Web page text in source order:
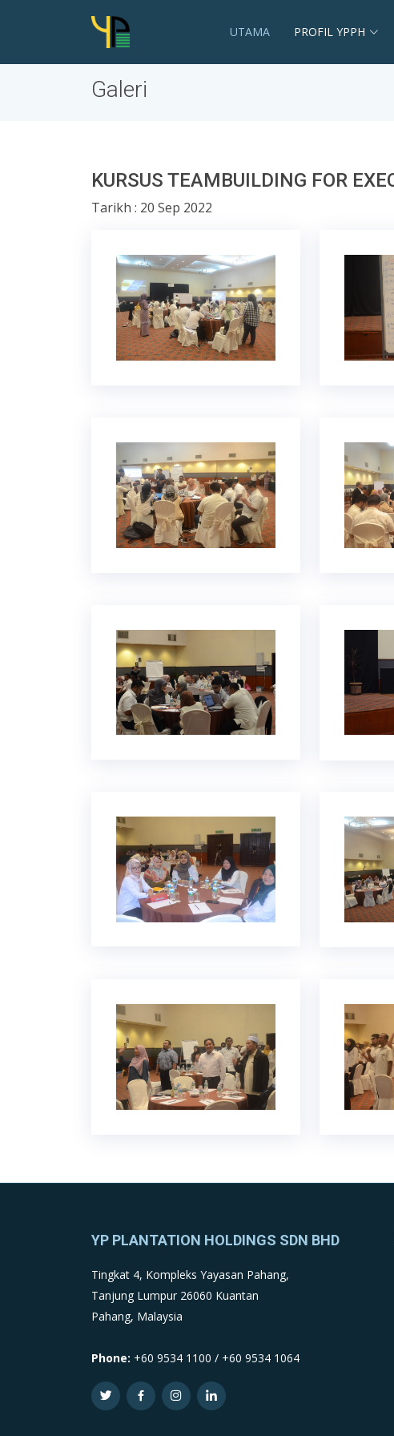
UTAMA PROFIL YPPH
Galeri
KURSUS TEAMBUILDING FOR
Tarikh : 20 Sep 2022
YP PLANTATION HOLDINGS SDN BHD
Tingkat 4, Kompleks Yayasan Pahang,
Tanjung Lumpur 26060 Kuantan
Pahang, Malaysia
Phone: +60 9534 1100 / +60 9534 1064